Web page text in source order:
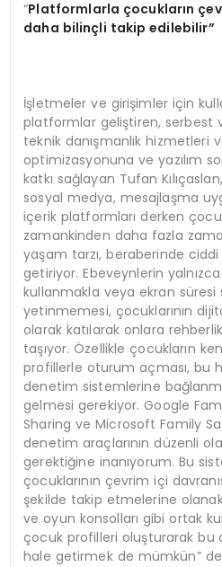
“Platformlarla çocukların
daha bilinçli takip edilebilir”
İşletmeler ve girişimler için
platformlar geliştiren, serbest
teknik danışmanlık hizmetleri
optimizasyonuna ve yazılım
katkı sağlayan Tufan
sosyal medya, mesajlaşma
içerik platformları derken
zamankinden daha fazla
yaşam tarzı, beraberinde
getiriyor. Ebeveynlerin
kullanmakla veya ekran süresi
yetinmemesi, çocuklarının
olarak katılarak onlara
taşıyor. Özellikle çocukların
profillerle oturum açması, bu
denetim sistemlerine
gelmesi gerekiyor. Google
Sharing ve Microsoft Family
denetim araçlarının düzenli
gerektiğine inanıyorum. Bu
çocuklarının çevrim içi
şekilde takip etmelerine olanak
ve oyun konsolları gibi ortak
çocuk profilleri oluşturarak bu
hale getirmek de mümkün”